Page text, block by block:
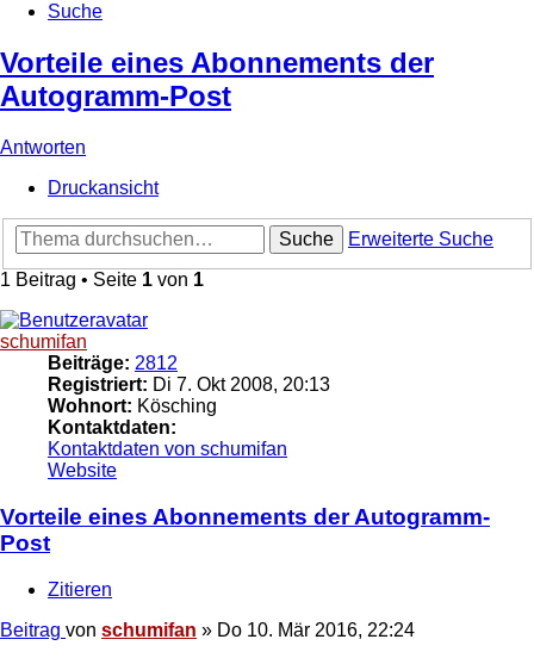
Suche
Vorteile eines Abonnements der
Autogramm-Post
Antworten
Druckansicht
Suche
Erweiterte Suche
1 Beitrag • Seite 1 von 1
schumifan
Beiträge: 2812
Registriert: Di 7. Okt 2008, 20:13
Wohnort: Kösching
Kontaktdaten:
Kontaktdaten von schumifan
Website
Vorteile eines Abonnements der Autogramm-
Post
Zitieren
Beitrag von schumifan » Do 10. Mär 2016, 22:24